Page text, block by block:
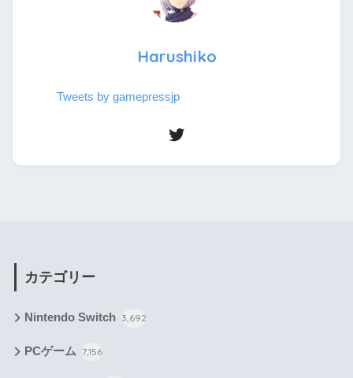
Harushiko
Tweets by gamepressjp
カテゴリー
Nintendo Switch 3,692
PCゲーム 7,156